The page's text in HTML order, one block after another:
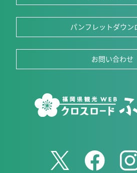
パンフレットダウン
お問い合わせ